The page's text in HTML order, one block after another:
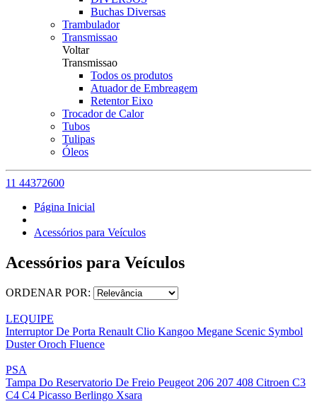
Buchas Diversas
Trambulador
Transmissao
Voltar
Transmissao
Todos os produtos
Atuador de Embreagem
Retentor Eixo
Trocador de Calor
Tubos
Tulipas
Óleos
11 44372600
Página Inicial
Acessórios para Veículos
Acessórios para Veículos
ORDENAR POR:
LEQUIPE
Interruptor De Porta Renault Clio Kangoo Megane Scenic Symbol
Duster Oroch Fluence
PSA
Tampa Do Reservatorio De Freio Peugeot 206 207 408 Citroen C3
C4 C4 Picasso Berlingo Xsara